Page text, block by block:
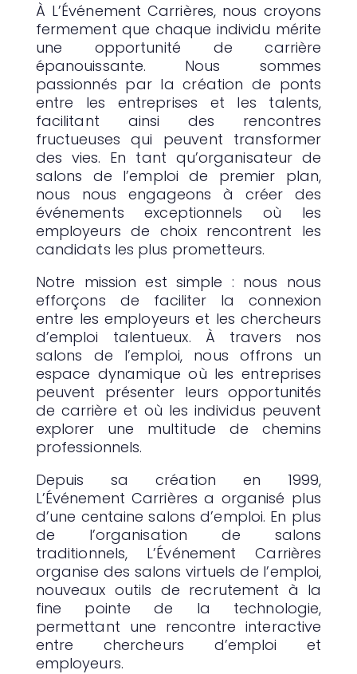
À L’Événement Carrières, nous croyons
fermement que chaque individu mérite
une opportunité de carrière
épanouissante. Nous sommes
passionnés par la création de ponts
entre les entreprises et les talents,
facilitant ainsi des rencontres
fructueuses qui peuvent transformer
des vies. En tant qu’organisateur de
salons de l’emploi de premier plan,
nous nous engageons à créer des
événements exceptionnels où les
employeurs de choix rencontrent les
candidats les plus prometteurs.
Notre mission est simple : nous nous
efforçons de faciliter la connexion
entre les employeurs et les chercheurs
d’emploi talentueux. À travers nos
salons de l’emploi, nous offrons un
espace dynamique où les entreprises
peuvent présenter leurs opportunités
de carrière et où les individus peuvent
explorer une multitude de chemins
professionnels.
Depuis sa création en 1999,
L’Événement Carrières a organisé plus
d’une centaine salons d’emploi. En plus
de l’organisation de salons
traditionnels, L’Événement Carrières
organise des salons virtuels de l’emploi,
nouveaux outils de recrutement à la
fine pointe de la technologie,
permettant une rencontre interactive
entre chercheurs d’emploi et
employeurs.